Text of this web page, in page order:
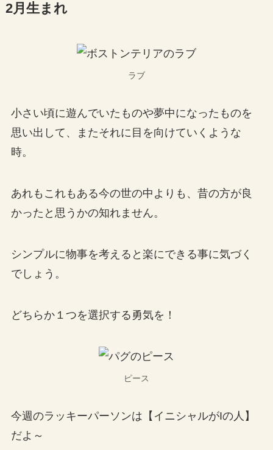
2月生まれ
ラブ
小さい頃に遊んでいたものや夢中になったものを
思い出して、またそれに目を向けていくような
時。
あれもこれもある今の世の中よりも、昔の方が良
かったと思うかの知れません。
シンプルに物事を考えると楽にできる事に気づく
でしょう。
どちらか１つを選択する勇気を！
ピース
今週のラッキーパーソンは【イニシャルがIの人】
だよ～